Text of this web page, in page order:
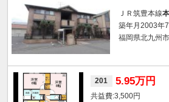
ＪＲ筑豊本線
築年月2003年
福岡県北九州
201 5.95万円
3,500円